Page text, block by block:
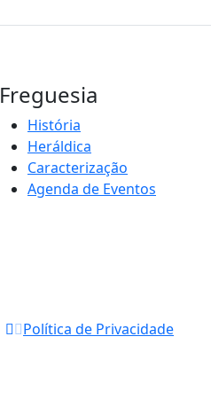
Freguesia
História
Heráldica
Caracterização
Agenda de Eventos
Política de Privacidade